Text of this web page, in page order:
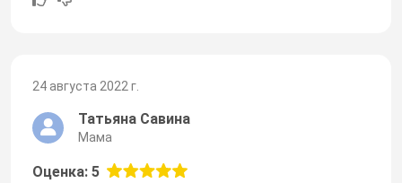
24 августа 2022 г.
Татьяна Савина
Мама
Оценка: 5